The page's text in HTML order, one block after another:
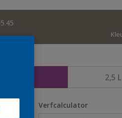
2,5 L
Verfcalculator